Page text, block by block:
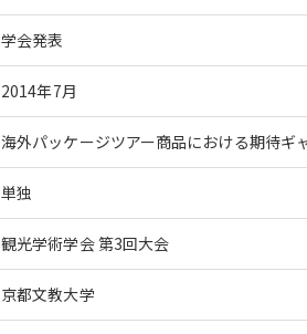
学会発表
2014年7月
海外パッケージツアー商品における期待
単独
観光学術学会 第3回大会
京都文教大学